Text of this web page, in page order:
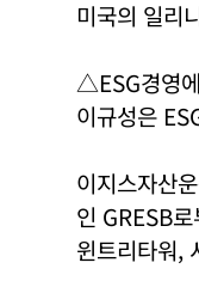
미국의 일리
△ESG경영
이규성은
이지스자산
인 GRESB
윈트리타워,